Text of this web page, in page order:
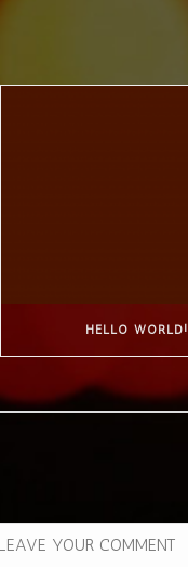
HELLO WORLD!